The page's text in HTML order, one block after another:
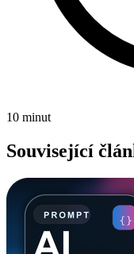
10 minut
Související